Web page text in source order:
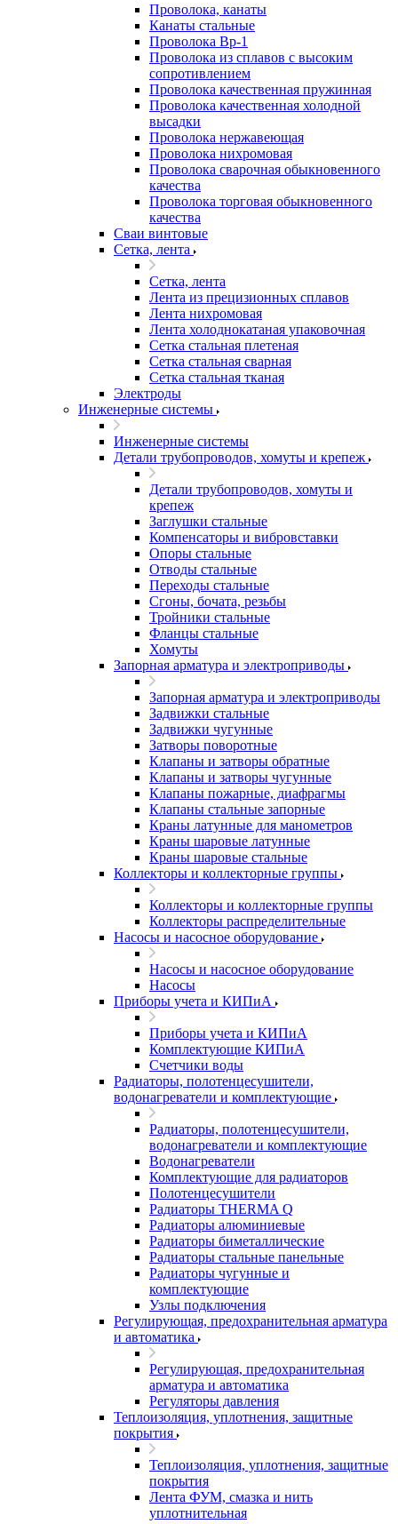
Проволока, канаты
Канаты стальные
Проволока Вр-1
Проволока из сплавов с высоким
сопротивлением
Проволока качественная пружинная
Проволока качественная холодной
высадки
Проволока нержавеющая
Проволока нихромовая
Проволока сварочная обыкновенного
качества
Проволока торговая обыкновенного
качества
Сваи винтовые
Сетка, лента
Сетка, лента
Лента из прецизионных сплавов
Лента нихромовая
Лента холоднокатаная упаковочная
Сетка стальная плетеная
Сетка стальная сварная
Сетка стальная тканая
Электроды
Инженерные системы
Инженерные системы
Детали трубопроводов, хомуты и крепеж
Детали трубопроводов, хомуты и
крепеж
Заглушки стальные
Компенсаторы и вибровставки
Опоры стальные
Отводы стальные
Переходы стальные
Сгоны, бочата, резьбы
Тройники стальные
Фланцы стальные
Хомуты
Запорная арматура и электроприводы
Запорная арматура и электроприводы
Задвижки стальные
Задвижки чугунные
Затворы поворотные
Клапаны и затворы обратные
Клапаны и затворы чугунные
Клапаны пожарные, диафрагмы
Клапаны стальные запорные
Краны латунные для манометров
Краны шаровые латунные
Краны шаровые стальные
Коллекторы и коллекторные группы
Коллекторы и коллекторные группы
Коллекторы распределительные
Насосы и насосное оборудование
Насосы и насосное оборудование
Насосы
Приборы учета и КИПиА
Приборы учета и КИПиА
Комплектующие КИПиА
Счетчики воды
Радиаторы, полотенцесушители,
водонагреватели и комплектующие
Радиаторы, полотенцесушители,
водонагреватели и комплектующие
Водонагреватели
Комплектующие для радиаторов
Полотенцесушители
Радиаторы THERMA Q
Радиаторы алюминиевые
Радиаторы биметаллические
Радиаторы стальные панельные
Радиаторы чугунные и
комплектующие
Узлы подключения
Регулирующая, предохранительная арматура
и автоматика
Регулирующая, предохранительная
арматура и автоматика
Регуляторы давления
Теплоизоляция, уплотнения, защитные
покрытия
Теплоизоляция, уплотнения, защитные
покрытия
Лента ФУМ, смазка и нить
уплотнительная